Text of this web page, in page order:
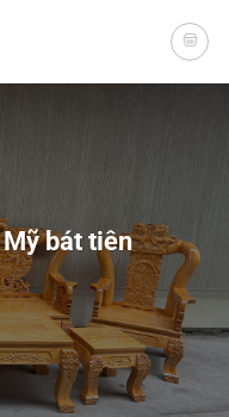
bát tiên